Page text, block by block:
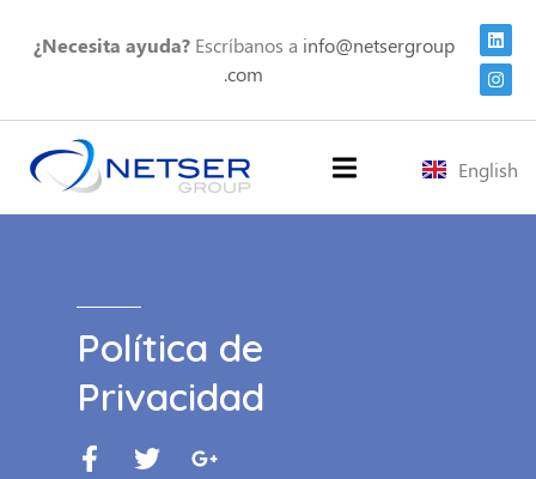
¿Necesita ayuda?Escríbanos a info@netsergroup
.com
English
Política de
Privacidad